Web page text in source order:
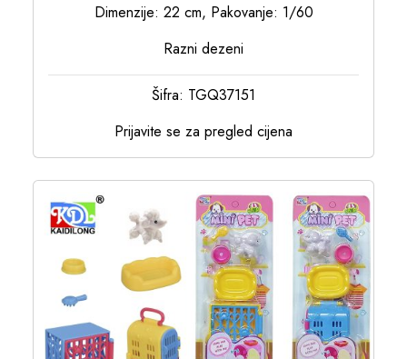
Dimenzije: 22 cm, Pakovanje: 1/60
Razni dezeni
Šifra: TGQ37151
Prijavite se za pregled cijena